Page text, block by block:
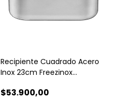
Recipiente Cuadrado Acero
Inox 23cm Freezinox
$53.900,00